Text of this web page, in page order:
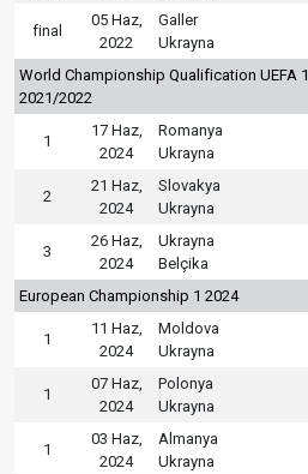
final
05 Haz,
2022
Galler
Ukrayna
World Championship Qualification UEFA 1
2021/2022
1
17 Haz,
2024
Romanya
Ukrayna
2
21 Haz,
2024
Slovakya
Ukrayna
3
26 Haz,
2024
Ukrayna
Belçika
European Championship 1 2024
1
11 Haz,
2024
Moldova
Ukrayna
1
07 Haz,
2024
Polonya
Ukrayna
1
03 Haz,
2024
Almanya
Ukrayna